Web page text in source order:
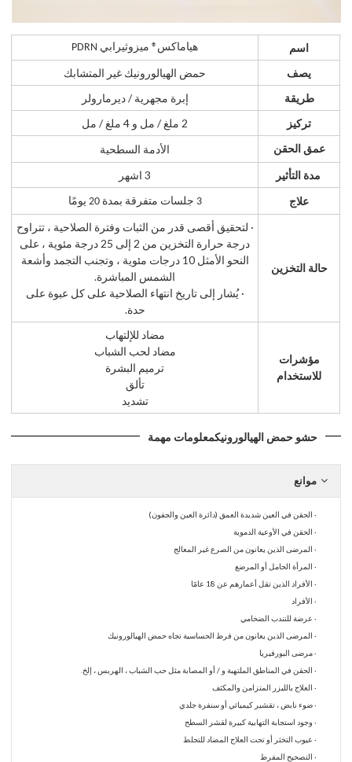
اسم هياماكس® ميزوثيرابي PDRN
يصف
حمض الهيالورونيك غير المتشابك
طريقة
إبرة مجهرية / ديرمارولر
تركيز
2 ملغ / مل و 4 ملغ / مل
عمق الحقن
الأدمة السطحية
مدة التأثير
3 اشهر
علاج
3 جلسات متفرقة بمدة 20 يومًا
حالة التخزين
· لتحقيق أقصى قدر من الثبات وفترة الصلاحية ، تتراوح
درجة حرارة التخزين من 2 إلى 25 درجة مئوية ، على
النحو الأمثل 10 درجات مئوية ، وتجنب التجمد وأشعة
الشمس المباشرة.
· يُشار إلى تاريخ انتهاء الصلاحية على كل عبوة على
حدة.
مؤشرات
للاستخدام
مضاد للإلتهاب
مضاد لحب الشباب
ترميم البشرة
تألق
تشديد
حشو حمض الهيالورونيكمعلومات مهمة
موانع
· الحقن في العين شديدة العمق (دائرة العين والجفون)
· الحقن في الأوعية الدموية
· المرضى الذين يعانون من الصرع غير المعالج
· المرأة الحامل أو المرضع
· الأفراد الذين تقل أعمارهم عن 18 عامًا
· الأفراد
· عرضة للتندب الضخامي
· المرضى الذين يعانون من فرط الحساسية تجاه حمض الهيالورونيك
· مرضى البورفيريا
· الحقن في المناطق الملتهبة و / أو المصابة مثل حب الشباب ، الهربس ، إلخ.
· العلاج بالليزر المتزامن والمكثف
· ضوء نابض ، تقشير كيميائي أو سنفرة جلدي
· وجود استجابة التهابية كبيرة لقشر السطح
· عيوب التخثر أو تحت العلاج المضاد للتجلط
· التصحيح المفرط